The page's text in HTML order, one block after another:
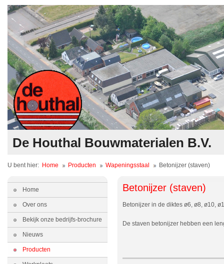
De Houthal Bouwmaterialen B.V.
U bent hier: Home Producten Wapeningsstaal Betonijzer (staven)
Home
Over ons
Bekijk onze bedrijfs-brochure
Nieuws
Producten
Betonijzer (staven)
Betonijzer in de diktes ø6, ø8, ø10,
De staven betonijzer hebben een